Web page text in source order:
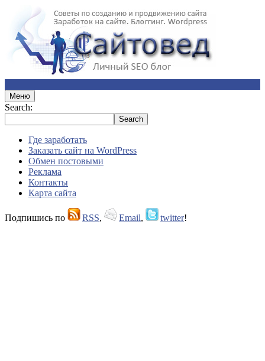
Меню
Search:
Где заработать
Заказать сайт на WordPress
Обмен постовыми
Реклама
Контакты
Карта сайта
Подпишись по RSS, Email, twitter!